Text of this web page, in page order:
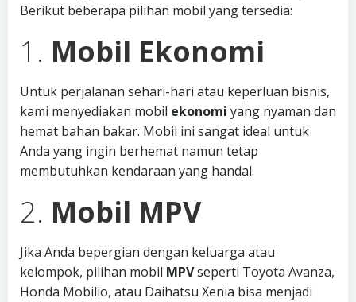
Berikut beberapa pilihan mobil yang tersedia:
1. Mobil Ekonomi
Untuk perjalanan sehari-hari atau keperluan bisnis,
kami menyediakan mobil ekonomi yang nyaman dan
hemat bahan bakar. Mobil ini sangat ideal untuk
Anda yang ingin berhemat namun tetap
membutuhkan kendaraan yang handal.
2. Mobil MPV
Jika Anda bepergian dengan keluarga atau
kelompok, pilihan mobil MPVseperti Toyota Avanza,
Honda Mobilio, atau Daihatsu Xenia bisa menjadi